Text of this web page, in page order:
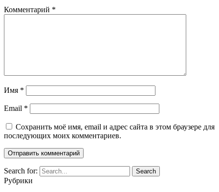
Комментарий *
Имя *
Email *
Сохранить моё имя, email и адрес сайта в этом браузере для
последующих моих комментариев.
Search for:
Рубрики